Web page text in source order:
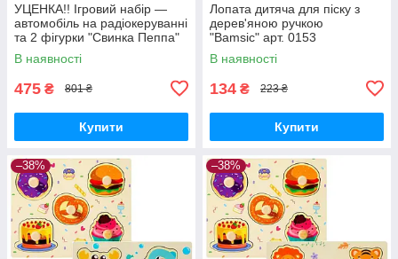
УЦЕНКА!! Ігровий набір —
автомобіль на радіокеруванні
та 2 фігурки "Свинка Пеппа"
(Peppa Pig) арт. 000-1
В наявності
475 ₴ 801 ₴
Купити
Лопата дитяча для піску з
дерев'яною ручкою
"Bamsic" арт. 0153
В наявності
134 ₴ 223 ₴
Купити
–38% –38%